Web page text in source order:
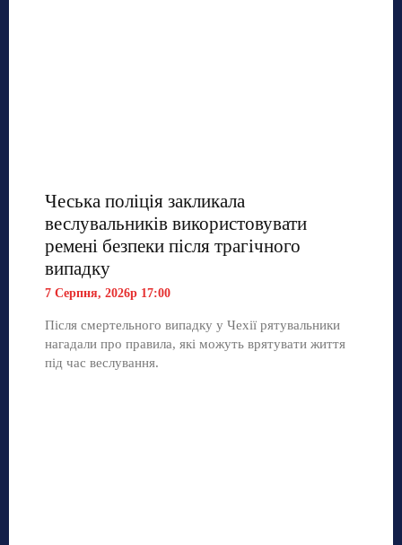
Чеська поліція закликала
веслувальників використовувати
ремені безпеки після трагічного
випадку
7 Серпня, 2026р 17:00
Після смертельного випадку у Чехії рятувальники
нагадали про правила, які можуть врятувати життя
під час веслування.